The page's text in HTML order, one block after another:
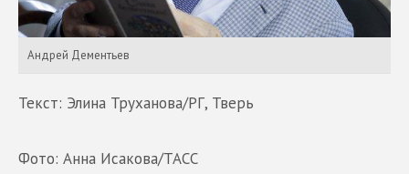
Андрей Дементьев
Текст: Элина Труханова/РГ, Тверь
Фото: Анна Исакова/ТАСС